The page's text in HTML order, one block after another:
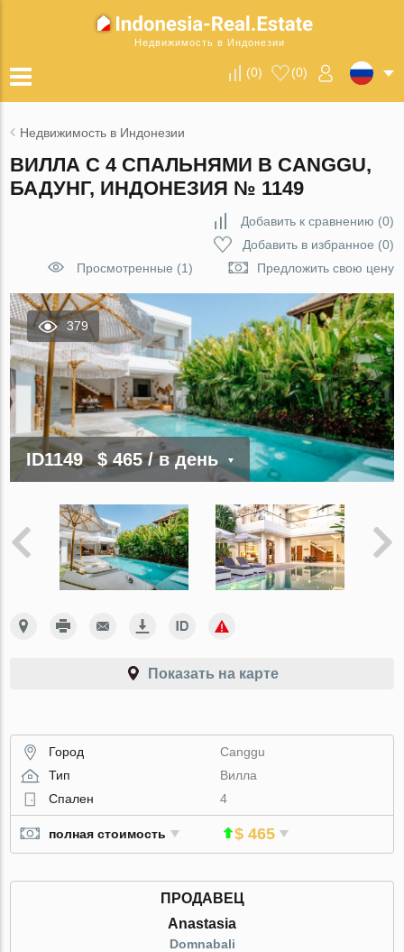
Недвижимость в Индонезии
(0) (0)
Недвижимость в Индонезии
ВИЛЛА С 4 СПАЛЬНЯМИ В CANGGU,
БАДУНГ, ИНДОНЕЗИЯ № 1149
Добавить к сравнению (0)
Добавить в избранное (0)
Просмотренные (1)
Предложить свою цену
379
ID1149 $ 465/ в день
Показать на карте
Город
Canggu
Тип
Вилла
Спален
4
полная стоимость $ 465
ПРОДАВЕЦ
Anastasia
Domnabali